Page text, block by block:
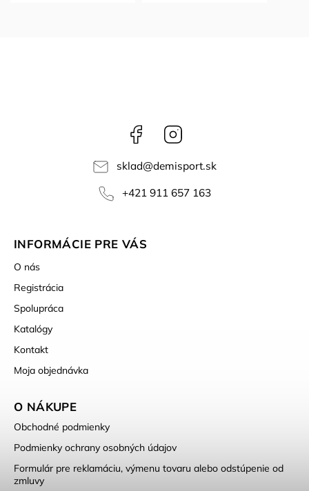
Facebook
sklad@demisport.sk
+421 911 657 163
INFORMÁCIE PRE VÁS
O nás
Registrácia
Spolupráca
Katalógy
Kontakt
Moja objednávka
O NÁKUPE
Obchodné podmienky
Podmienky ochrany osobných údajov
Formulár pre reklamáciu, výmenu tovaru alebo odstúpenie od
zmluvy